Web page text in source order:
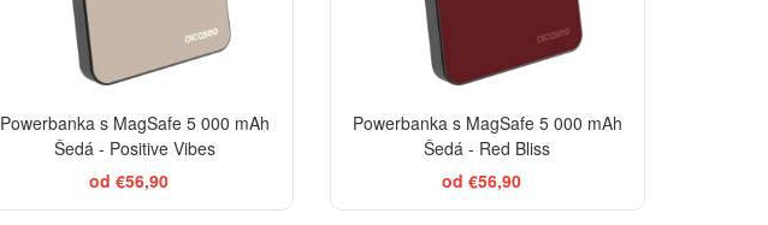
Powerbanka s MagSafe 5 000 mAh
Šedá - Positive Vibes
od €56,90
Powerbanka s MagSafe 5 000 mAh
Šedá - Red Bliss
od €56,90